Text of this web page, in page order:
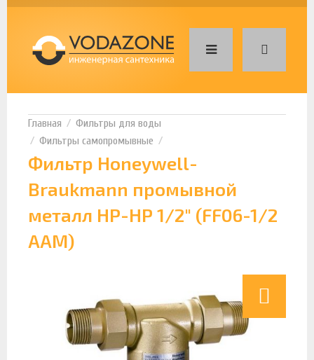
Фильтры для воды
Фильтры самопромывные
Фильтр Honeywell-
Braukmann промывной
металл НР-НР 1/2" (FF06-1/2
AAM)